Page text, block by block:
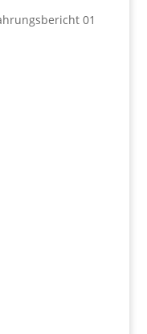
01